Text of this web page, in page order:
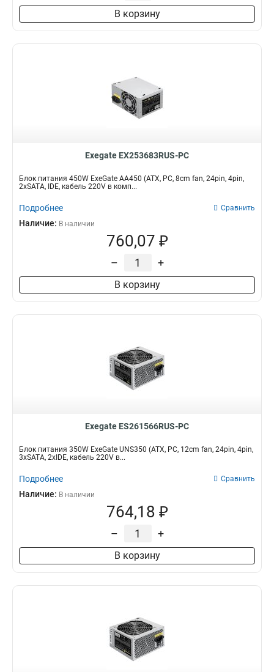
В корзину
Exegate EX253683RUS-PC
Блок питания 450W ExeGate AA450 (ATX, PC, 8cm fan, 24pin, 4pin,
2xSATA, IDE, кабель 220V в комп...
Подробнее Сравнить
Наличие: В наличии
760,07 ₽
– +
В корзину
Exegate ES261566RUS-PC
Блок питания 350W ExeGate UNS350 (ATX, PC, 12cm fan, 24pin, 4pin,
3xSATA, 2xIDE, кабель 220V в...
Подробнее Сравнить
Наличие: В наличии
764,18 ₽
– +
В корзину